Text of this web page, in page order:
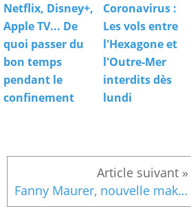
Netflix, Disney+,
Apple TV... De
quoi passer du
bon temps
pendant le
confinement
Coronavirus :
Les vols entre
l'Hexagone et
l'Outre-Mer
interdits dès
lundi
Fanny Maurer, nouvelle make-up artist de Clarins